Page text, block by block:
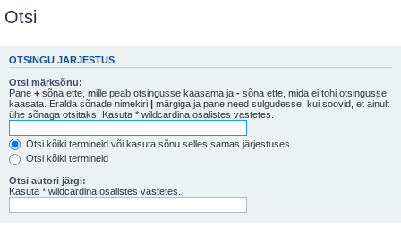
Otsi
OTSINGU JÄRJESTUS
Otsi märksõnu:
Pane + sõna ette, mille peab otsingusse kaasama ja - sõna ette, mida ei tohi otsingusse
kaasata. Eralda sõnade nimekiri | märgiga ja pane need sulgudesse, kui soovid, et ainult
ühe sõnaga otsitaks. Kasuta * wildcardina osalistes vastetes.
Otsi kõiki termineid või kasuta sõnu selles samas järjestuses
Otsi kõiki termineid
Otsi autori järgi:
Kasuta * wildcardina osalistes vastetes.